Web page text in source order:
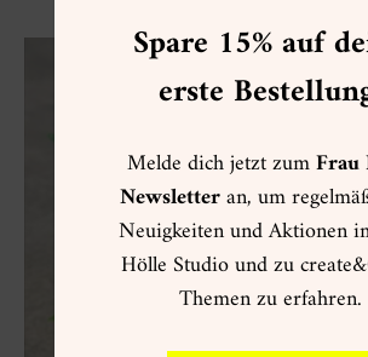
Spare 15% auf
erste
Melde dich jetzt zumFrau
Newsletteran, um
Neuigkeiten und Aktionen
Hölle Studio und zu
Themen zu erfahren.